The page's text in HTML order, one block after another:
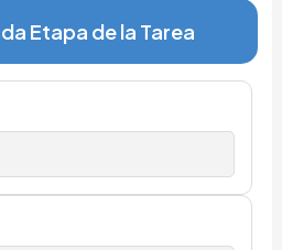
Etapa de la Tarea